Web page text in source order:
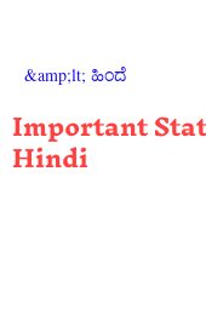
&amp;lt; ಹಿಂದೆ
Important
Hindi